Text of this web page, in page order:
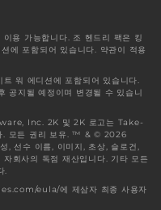
용 가능합니다. 조 헨드리 팩은 킹
에 포함되어 있습니다. 약관이 적용
워 에디션에 포함되어 있습니다.
공지될 예정이며 변경될 수 있습니
Inc. 2K 및 2K 로고는 Take-
모든 권리 보유. ™ & © 2026
, 선수 이름, 이미지, 초상, 슬로건,
회사의 독점 재산입니다. 기타 모든
.
eula/에 제삼자 최종 사용자